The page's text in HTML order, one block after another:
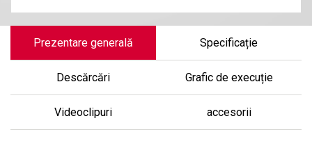
Prezentare generală Specificație
Descărcări Grafic de execuție
Videoclipuri accesorii